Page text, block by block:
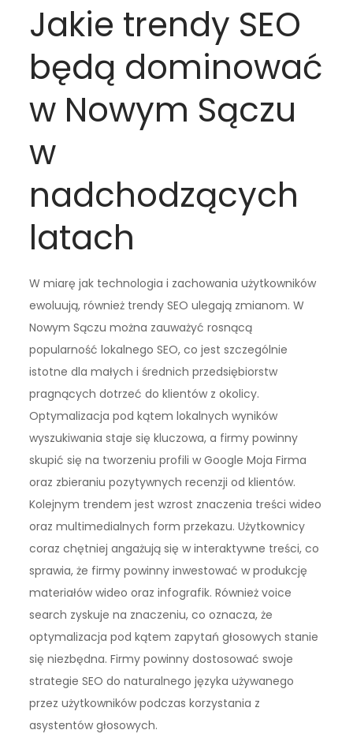
Jakie trendy SEO
będą dominować
w Nowym Sączu
w
nadchodzących
latach
W miarę jak technologia i zachowania użytkowników
ewoluują, również trendy SEO ulegają zmianom. W
Nowym Sączu można zauważyć rosnącą
popularność lokalnego SEO, co jest szczególnie
istotne dla małych i średnich przedsiębiorstw
pragnących dotrzeć do klientów z okolicy.
Optymalizacja pod kątem lokalnych wyników
wyszukiwania staje się kluczowa, a firmy powinny
skupić się na tworzeniu profili w Google Moja Firma
oraz zbieraniu pozytywnych recenzji od klientów.
Kolejnym trendem jest wzrost znaczenia treści wideo
oraz multimedialnych form przekazu. Użytkownicy
coraz chętniej angażują się w interaktywne treści, co
sprawia, że firmy powinny inwestować w produkcję
materiałów wideo oraz infografik. Również voice
search zyskuje na znaczeniu, co oznacza, że
optymalizacja pod kątem zapytań głosowych stanie
się niezbędna. Firmy powinny dostosować swoje
strategie SEO do naturalnego języka używanego
przez użytkowników podczas korzystania z
asystentów głosowych.